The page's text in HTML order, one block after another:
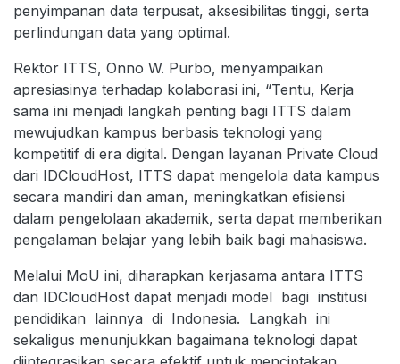
penyimpanan data terpusat, aksesibilitas tinggi, serta
perlindungan data yang optimal.
Rektor ITTS, Onno W. Purbo, menyampaikan
apresiasinya terhadap kolaborasi ini, “Tentu, Kerja
sama ini menjadi langkah penting bagi ITTS dalam
mewujudkan kampus berbasis teknologi yang
kompetitif di era digital. Dengan layanan Private Cloud
dari IDCloudHost, ITTS dapat mengelola data kampus
secara mandiri dan aman, meningkatkan efisiensi
dalam pengelolaan akademik, serta dapat memberikan
pengalaman belajar yang lebih baik bagi mahasiswa.
Melalui MoU ini, diharapkan kerjasama antara ITTS
dan IDCloudHost dapat menjadi model bagi institusi
pendidikan lainnya di Indonesia. Langkah ini
sekaligus menunjukkan bagaimana teknologi dapat